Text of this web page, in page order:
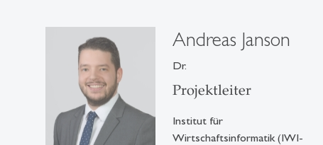
Andreas Janson
Dr.
Projektleiter
Institut für
Wirtschaftsinformatik (IWI-